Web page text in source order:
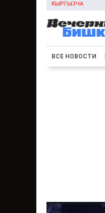
КЫРГЫЗЧА
ВСЕ НОВОСТИ